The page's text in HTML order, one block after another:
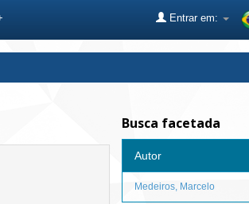
Entrar em:
Busca facetada
Autor
Medeiros, Marcelo